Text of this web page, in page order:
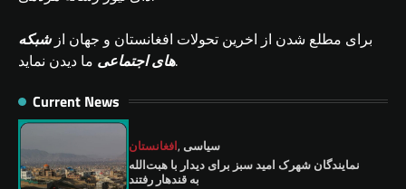
برای مطلع شدن از اخرین تحولات افغانستان و جهان ازشبکه
های اجتماعیما دیدن نماید.
Current News
افغانستان, سیاسی
نمايندگان شهرک امید سبز برای دیدار با هبت‌الله
به قندهار رفتند